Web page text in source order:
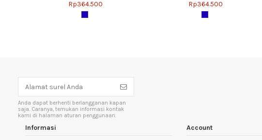
Rp364.500
Rp364.500
Anda dapat berhenti berlangganan kapan
saja. Caranya, temukan informasi kontak
kami di halaman aturan penggunaan.
Informasi Account